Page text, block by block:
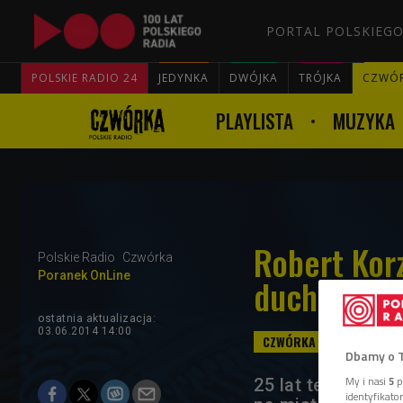
PORTAL
POLSKIE RADIO 24 JEDYNKA DWÓJKA TRÓJKA
PLAYLISTA MUZYKA
Polskie Radio
Czwórka
Poranek OnLine
Robert
ducha
ostatnia aktualizacja:
03.06.2014 14:00
25 lat temu
Dbamy o
My i nasi 5